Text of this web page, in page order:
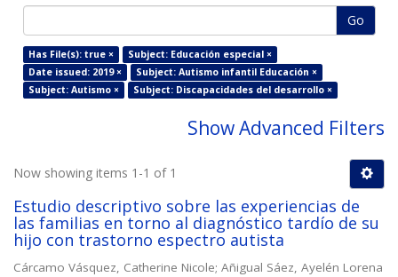
Go
Has File(s): true ×
Subject: Educación especial ×
Date issued: 2019 ×
Subject: Autismo infantil Educación ×
Subject: Autismo ×
Subject: Discapacidades del desarrollo ×
Show Advanced Filters
Now showing items 1-1 of 1
Estudio descriptivo sobre las experiencias de
las familias en torno al diagnóstico tardío de su
hijo con trastorno espectro autista
Cárcamo Vásquez, Catherine Nicole; Añigual Sáez, Ayelén Lorena